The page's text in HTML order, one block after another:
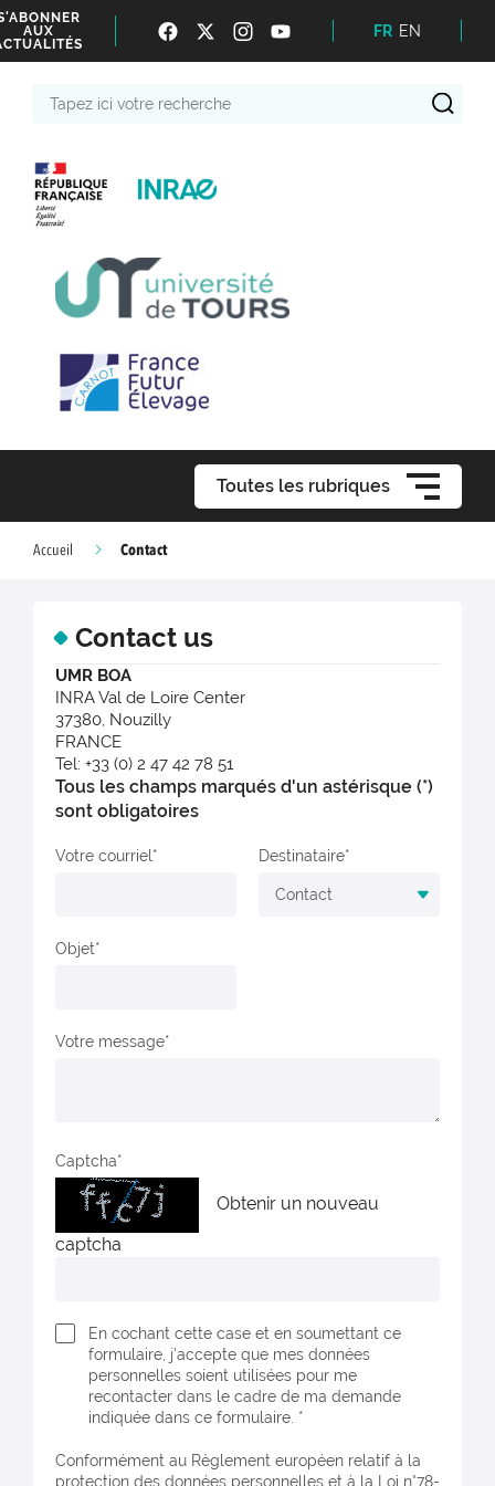
AUX
FR EN
Toutes les rubriques
Accueil Contact
Contact us
UMR BOA
INRA Val de Loire Center
37380, Nouzilly
FRANCE
Tel: +33 (0) 2 47 42 78 51
Tous les champs marqués d'un astérisque (*)
sont obligatoires
Votre courriel Destinataire
Objet
Votre message
Captcha
Obtenir un nouveau
captcha
En cochant cette case et en soumettant ce
formulaire, j'accepte que mes données
personnelles soient utilisées pour me
recontacter dans le cadre de ma demande
indiquée dans ce formulaire. *
Conformément au Règlement européen relatif à la
protection des données personnelles et à la Loi n°78-